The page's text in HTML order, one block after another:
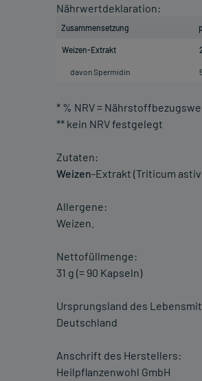
Nährwertdeklaration:
Zusammensetzung
Weizen-Extrakt
davon Spermidin
* % NRV =
** kein NRV festgelegt
Zutaten:
Weizen-Extrakt (Triticum
Allergene:
Weizen.
Nettofüllmenge:
31 g (= 90 Kapseln)
Ursprungsland des
Deutschland
Anschrift des Herstellers:
Heilpflanzenwohl GmbH